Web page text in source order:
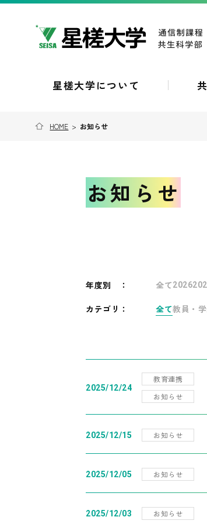
星槎大学について
HOME > お知らせ
お知らせ
年度別 ： 全て2026
カテゴリ： 全て教員・
2025/12/24
教育連携
お知らせ
2025/12/15 お知らせ
2025/12/05 お知らせ
2025/12/03 お知らせ